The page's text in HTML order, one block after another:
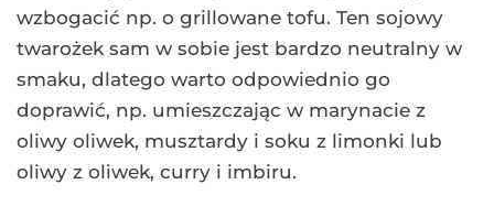
wzbogacić np. o grillowane tofu. Ten sojowy
twarożek sam w sobie jest bardzo neutralny w
smaku, dlatego warto odpowiednio go
doprawić, np. umieszczając w marynacie z
oliwy oliwek, musztardy i soku z limonki lub
oliwy z oliwek, curry i imbiru.